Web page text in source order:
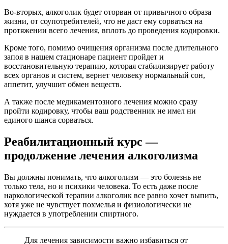
Во-вторых, алкоголик будет оторван от привычного образа
жизни, от соупотребителей, что не даст ему сорваться на
протяжении всего лечения, вплоть до проведения кодировки.
Кроме того, помимо очищения организма после длительного
запоя в нашем стационаре пациент пройдет и
восстановительную терапию, которая стабилизирует работу
всех органов и систем, вернет человеку нормальный сон,
аппетит, улучшит обмен веществ.
А также после медикаментозного лечения можно сразу
пройти кодировку, чтобы ваш родственник не имел ни
единого шанса сорваться.
Реабилитационный курс —
продолжение лечения алкоголизма
Вы должны понимать, что алкоголизм — это болезнь не
только тела, но и психики человека. То есть даже после
наркологической терапии алкоголик все равно хочет выпить,
хотя уже не чувствует похмелья и физиологически не
нуждается в употреблении спиртного.
Для лечения зависимости важно избавиться от